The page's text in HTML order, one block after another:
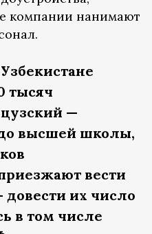
компании нанимают
тысяч
—
до высшей школы,
вести
довести их число
в том числе